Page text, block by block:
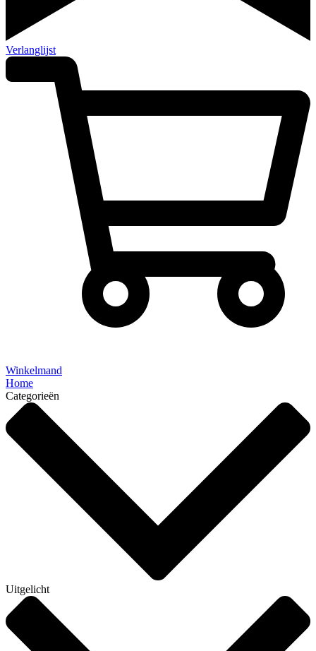
Verlanglijst
Winkelmand
Home
Categorieën
Uitgelicht